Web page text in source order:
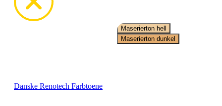
Danske Renotech Farbtoene